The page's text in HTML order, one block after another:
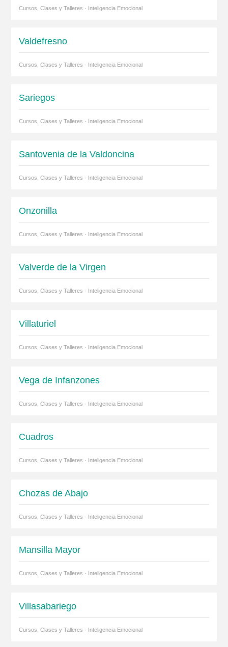
Cursos, Clases y Talleres · Inteligencia Emocional
Valdefresno
Cursos, Clases y Talleres · Inteligencia Emocional
Sariegos
Cursos, Clases y Talleres · Inteligencia Emocional
Santovenia de la Valdoncina
Cursos, Clases y Talleres · Inteligencia Emocional
Onzonilla
Cursos, Clases y Talleres · Inteligencia Emocional
Valverde de la Virgen
Cursos, Clases y Talleres · Inteligencia Emocional
Villaturiel
Cursos, Clases y Talleres · Inteligencia Emocional
Vega de Infanzones
Cursos, Clases y Talleres · Inteligencia Emocional
Cuadros
Cursos, Clases y Talleres · Inteligencia Emocional
Chozas de Abajo
Cursos, Clases y Talleres · Inteligencia Emocional
Mansilla Mayor
Cursos, Clases y Talleres · Inteligencia Emocional
Villasabariego
Cursos, Clases y Talleres · Inteligencia Emocional